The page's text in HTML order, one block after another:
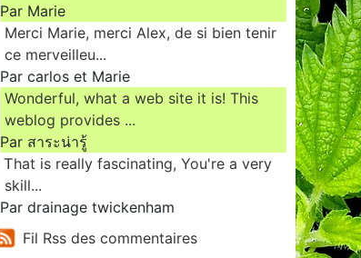
Par Marie
Merci Marie, merci Alex, de si bien tenir
ce merveilleu...
Par carlos et Marie
Wonderful, what a web site it is! This
weblog provides ...
Par สาระน่ารู้
Ꭲhat is really fascinating, You'rе a very
skill...
Par drainage twickenham
Fil Rss des commentaires